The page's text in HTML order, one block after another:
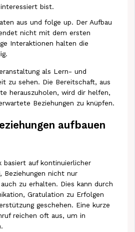
bist.
aus und folge up. Der Aufbau
nicht mit dem ersten
Interaktionen halten die
als Lern- und
zu sehen. Die Bereitschaft, aus
herauszuholen, wird dir helfen,
Beziehungen zu knüpfen.
aufbauen
basiert auf kontinuierlicher
Beziehungen nicht nur
zu erhalten. Dies kann durch
Gratulation zu Erfolgen
geschehen. Eine kurze
reichen oft aus, um in